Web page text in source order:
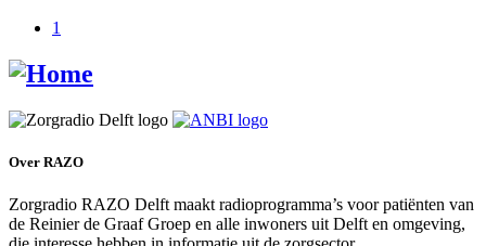
1
Over RAZO
Zorgradio RAZO Delft maakt radioprogramma’s voor patiënten van
de Reinier de Graaf Groep en alle inwoners uit Delft en omgeving,